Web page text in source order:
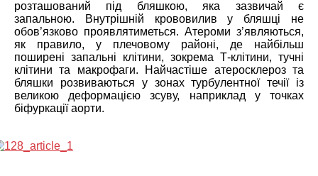
розташований під бляшкою, яка зазвичай є
запальною. Внутрішній крововилив у бляшці не
обов’язково проявлятиметься. Атероми з’являються,
як правило, у плечовому районі, де найбільш
поширені запальні клітини, зокрема Т-клітини, тучні
клітини та макрофаги. Найчастіше атеросклероз та
бляшки розвиваються у зонах турбулентної течії із
великою деформацією зсуву, наприклад у точках
біфуркації аорти.